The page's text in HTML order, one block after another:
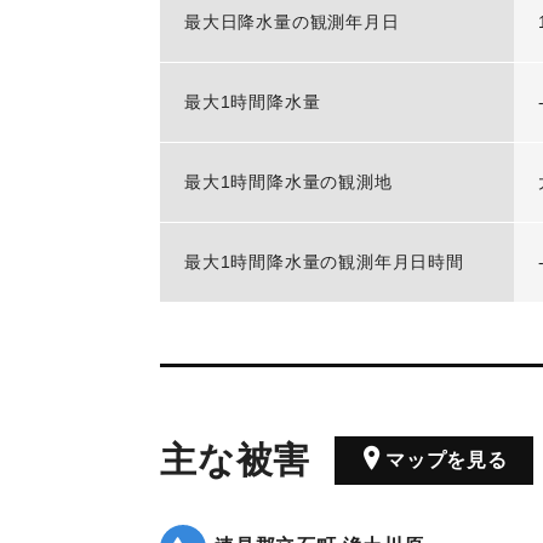
最大日降水量の観測年月日
最大1時間降水量 -
最大1時間降水量の観測地
最大1時間降水量の観測年月日時間 -
主な被害 マップを見る